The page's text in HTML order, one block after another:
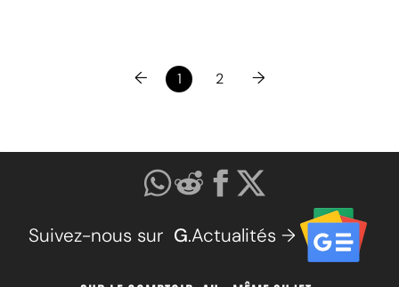
← 1 2 →
Suivez-nous sur G.Actualités →